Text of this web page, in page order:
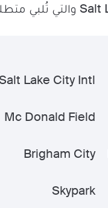
Lake City Intl
Mc Donald Field
Brigham City
Skypark